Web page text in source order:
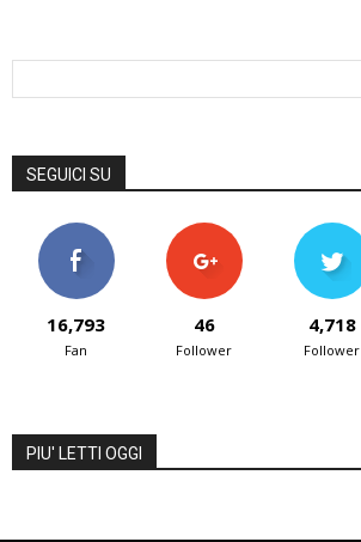
SEGUICI SU
16,793
Fan
46
Follower
4,718
Follower
PIU' LETTI OGGI